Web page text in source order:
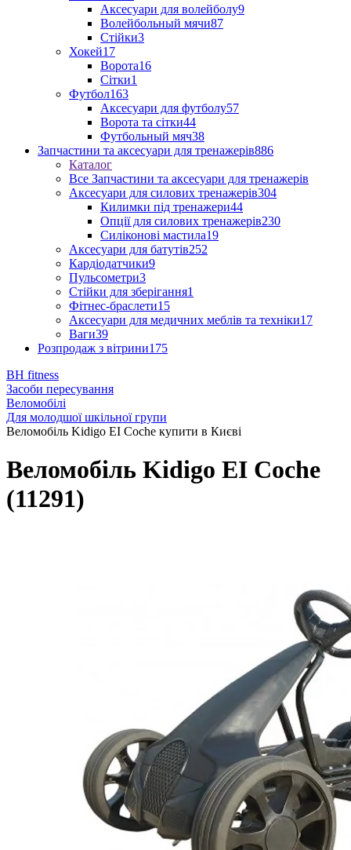
Аксесуари для волейболу9
Волейбольный мячи87
Стійки3
Хокей17
Ворота16
Сітки1
Футбол163
Аксесуари для футболу57
Ворота та сітки44
Футбольный мяч38
Запчастини та аксесуари для тренажерів886
Каталог
Все Запчастини та аксесуари для тренажерів
Аксесуари для силових тренажерів304
Килимки під тренажери44
Опції для силових тренажерів230
Силіконові мастила19
Аксесуари для батутів252
Кардіодатчики9
Пульсометри3
Стійки для зберігання1
Фітнес-браслети15
Аксесуари для медичних меблів та техніки17
Ваги39
Розпродаж з вітрини175
BH fitness
Засоби пересування
Веломобілі
Для молодшої шкільної групи
Веломобіль Kidigo EI Coche купити в Києві
Веломобіль Kidigo EI Coche
(11291)